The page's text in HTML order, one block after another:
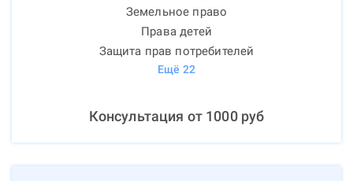
Земельное право
Права детей
Защита прав потребителей
Ещё 22
Консультация от 1000руб